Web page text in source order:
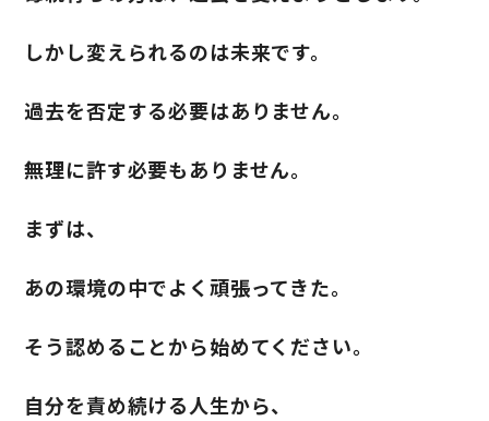
しかし変えられるのは未来です。
過去を否定する必要はありません。
無理に許す必要もありません。
まずは、
あの環境の中でよく頑張ってきた。
そう認めることから始めてください。
自分を責め続ける人生から、